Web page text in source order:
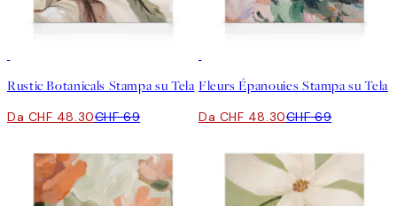
Rustic Botanicals Stampa su Tela
Da CHF 48.30CHF 69
Fleurs Épanouies Stampa su Tela
Da CHF 48.30CHF 69